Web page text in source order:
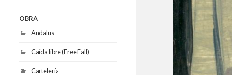
OBRA
Andalus
Caída libre (Free Fall)
Cartelería